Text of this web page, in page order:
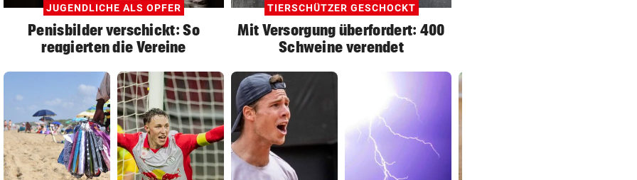
JUGENDLICHE ALS OPFER
Penisbilder verschickt: So
reagierten die Vereine
TIERSCHÜTZER GESCHOCKT
Mit Versorgung überfordert: 400
Schweine verendet